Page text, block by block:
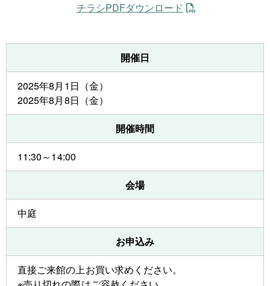
チラシPDFダウンロード
開催日
2025年8月1日（金）
2025年8月8日（金）
開催時間
11:30～14:00
会場
中庭
お申込み
直接ご来館の上お買い求めください。